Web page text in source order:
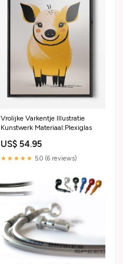
Vrolijke Varkentje Illustratie
Kunstwerk Materiaal:Plexiglas
US$ 54.95
★★★★★ 5.0 (6 reviews)